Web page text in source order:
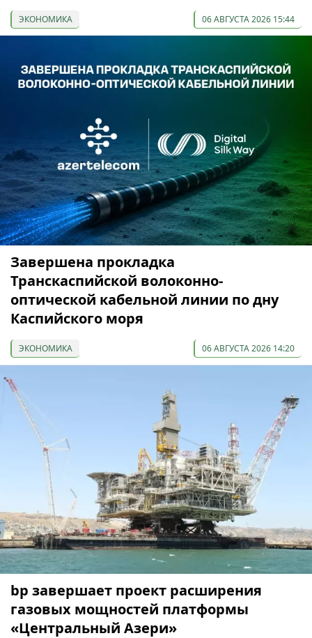
ЭКОНОМИКА 06 АВГУСТА 2026 15:44
Завершена прокладка
Транскаспийской волоконно-
оптической кабельной линии по дну
Каспийского моря
ЭКОНОМИКА 06 АВГУСТА 2026 14:20
bp завершает проект расширения
газовых мощностей платформы
«Центральный Азери»